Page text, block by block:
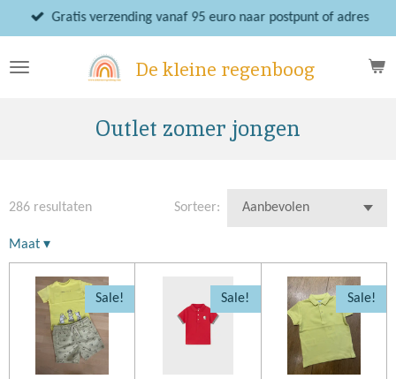
direct
naar
De kleine regenboog
Gratis verzending vanaf 95 euro naar postpunt of adres
Outlet zomer jongen
286 resultaten Sorteer:
Maat ▾
Sale! Sale! Sale!